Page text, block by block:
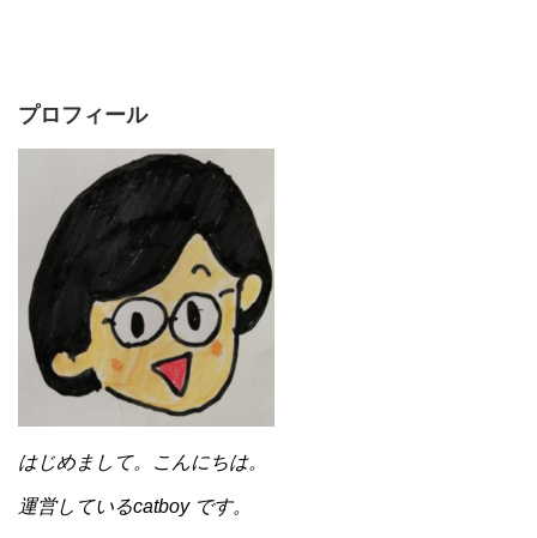
プロフィール
はじめまして。こんにちは。
運営しているcatboy です。